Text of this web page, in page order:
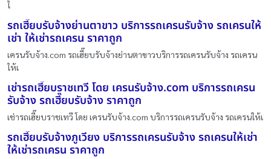
ใ
รถเฮี๊ยบรับจ้างย่านตาขาว บริการรถเครนรับจ้าง รถเครนให้
เช่า ให้เช่ารถเครน ราคาถูก
เครนรับจ้าง.com รถเฮี๊ยบรับจ้างย่านตาขาวบริการรถเครนรับจ้าง รถเครน
ให้เ
เช่ารถเฮี๊ยบราชเทวี โดย เครนรับจ้าง.com บริการรถเครน
รับจ้าง รถเฮี๊ยบรับจ้าง ราคาถูก
เช่ารถเฮี๊ยบราชเทวี โดย เครนรับจ้าง.com บริการรถเครนรับจ้าง รถเครนให้เ
รถเฮี๊ยบรับจ้างภูเวียง บริการรถเครนรับจ้าง รถเครนให้เช่า
ให้เช่ารถเครน ราคาถูก